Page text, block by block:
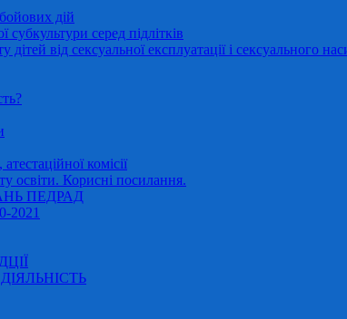
дій
серед підлітків
від сексуальної експлуатації і сексуального
комісії
освіти. Корисні посилання.
ПЕДРАД
2021